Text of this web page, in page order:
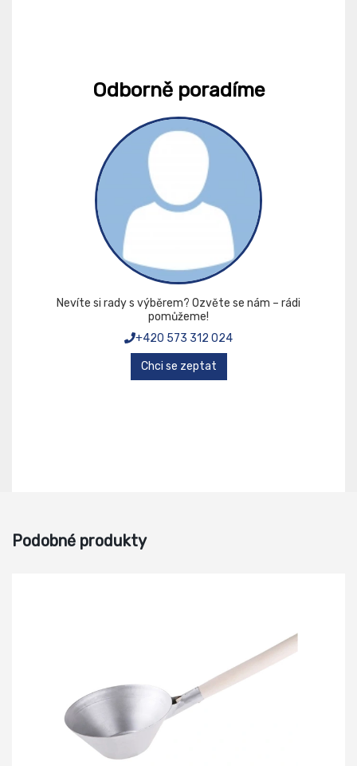
Odborně poradíme
Nevíte si rady s výběrem? Ozvěte se nám – rádi
pomůžeme!
+420 573 312 024
Chci se zeptat
Podobné produkty